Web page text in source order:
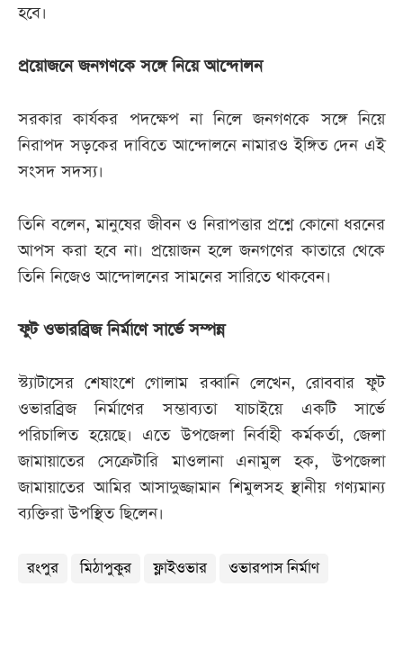
হবে।
প্রয়োজনে জনগণকে সঙ্গে নিয়ে আন্দোলন
সরকার কার্যকর পদক্ষেপ না নিলে জনগণকে সঙ্গে নিয়ে
নিরাপদ সড়কের দাবিতে আন্দোলনে নামারও ইঙ্গিত দেন এই
সংসদ সদস্য।
তিনি বলেন, মানুষের জীবন ও নিরাপত্তার প্রশ্নে কোনো ধরনের
আপস করা হবে না। প্রয়োজন হলে জনগণের কাতারে থেকে
তিনি নিজেও আন্দোলনের সামনের সারিতে থাকবেন।
ফুট ওভারব্রিজ নির্মাণে সার্ভে সম্পন্ন
স্ট্যাটাসের শেষাংশে গোলাম রব্বানি লেখেন, রোববার ফুট
ওভারব্রিজ নির্মাণের সম্ভাব্যতা যাচাইয়ে একটি সার্ভে
পরিচালিত হয়েছে। এতে উপজেলা নির্বাহী কর্মকর্তা, জেলা
জামায়াতের সেক্রেটারি মাওলানা এনামুল হক, উপজেলা
জামায়াতের আমির আসাদুজ্জামান শিমুলসহ স্থানীয় গণ্যমান্য
ব্যক্তিরা উপস্থিত ছিলেন।
রংপুর মিঠাপুকুর ফ্লাইওভার ওভারপাস নির্মাণ